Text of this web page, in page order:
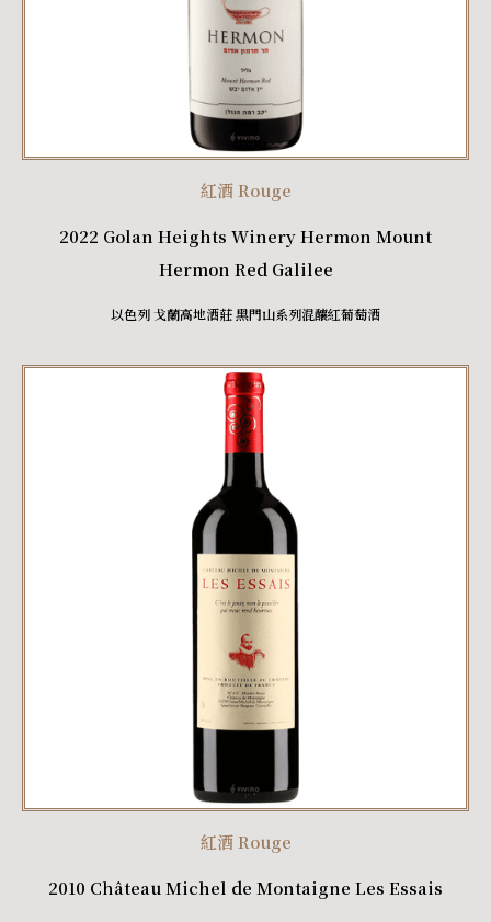
紅酒 Rouge
2022 Golan Heights Winery Hermon Mount
Hermon Red Galilee
以色列 戈蘭高地酒莊 黑門山系列混釀紅葡萄酒
紅酒 Rouge
2010 Château Michel de Montaigne Les Essais